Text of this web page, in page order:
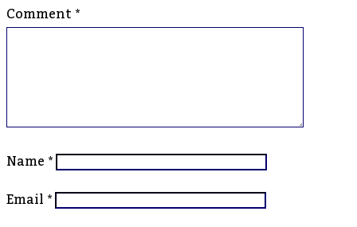
Comment*
Name*
Email*